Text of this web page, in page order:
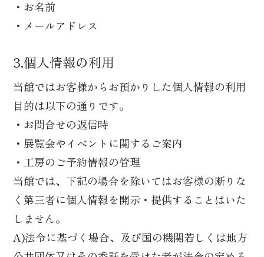
・お名前
・メールアドレス
3.個人情報の利用
当館ではお客様からお預かりした個人情報の利用
目的は以下の通りです。
・お問合せの返信時
・展覧会やイベントに関するご案内
・工房のご予約情報の管理
当館では、下記の場合を除いてはお客様の断りな
く第三者に個人情報を開示・提供することはいた
しません。
A)法令に基づく場合、及び国の機関若しくは地方